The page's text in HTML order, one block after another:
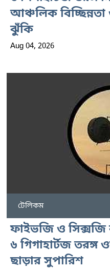
আঞ্চলিক বিচ্ছিন্নতা
ঝুঁকি
Aug 04, 2026
টেলিকম
ফাইভজি ও সিক্সজি
৬ গিগাহার্টজ তরঙ্গ
ছাড়ার সুপারিশ